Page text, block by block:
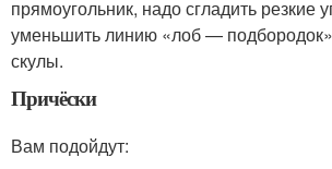
прямоугольник, надо сгладить резкие
уменьшить линию «лоб —
скулы.
Причёски
Вам подойдут: